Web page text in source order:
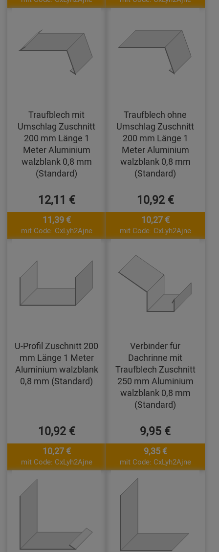
Traufblech mit
Umschlag Zuschnitt
200 mm Länge 1
Meter Aluminium
walzblank 0,8 mm
(Standard)
12,11 €
11,39 €
mit Code: CxLyh2Ajne
Traufblech ohne
Umschlag Zuschnitt
200 mm Länge 1
Meter Aluminium
walzblank 0,8 mm
(Standard)
10,92 €
10,27 €
mit Code: CxLyh2Ajne
U-Profil Zuschnitt 200
mm Länge 1 Meter
Aluminium walzblank
0,8 mm (Standard)
10,92 €
10,27 €
mit Code: CxLyh2Ajne
Verbinder für
Dachrinne mit
Traufblech Zuschnitt
250 mm Aluminium
walzblank 0,8 mm
(Standard)
9,95 €
9,35 €
mit Code: CxLyh2Ajne